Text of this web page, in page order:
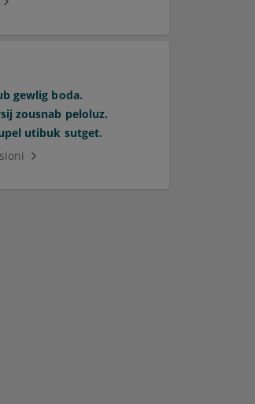
gewlig boda.
zousnab peloluz.
utibuk sutget.